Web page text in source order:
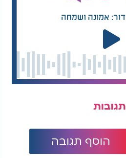
אמונה ושמחה
תגובות
הוסף תגובה